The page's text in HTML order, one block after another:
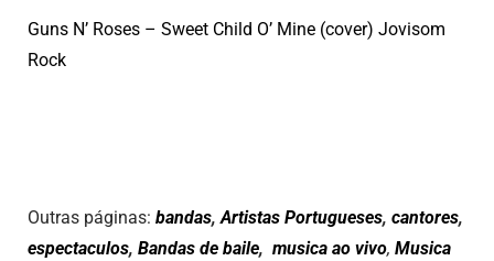
Guns N’ Roses – Sweet Child O’ Mine (cover) Jovisom
Rock
Outras páginas: bandas,Artistas Portugueses, cantores,
espectaculos, Bandas de baile, musica ao vivo, Musica